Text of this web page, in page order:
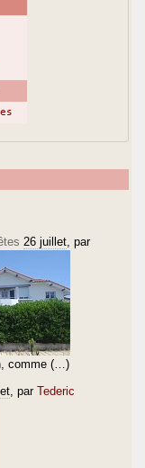
26 juillet , par
comme (…)
, par Tederic